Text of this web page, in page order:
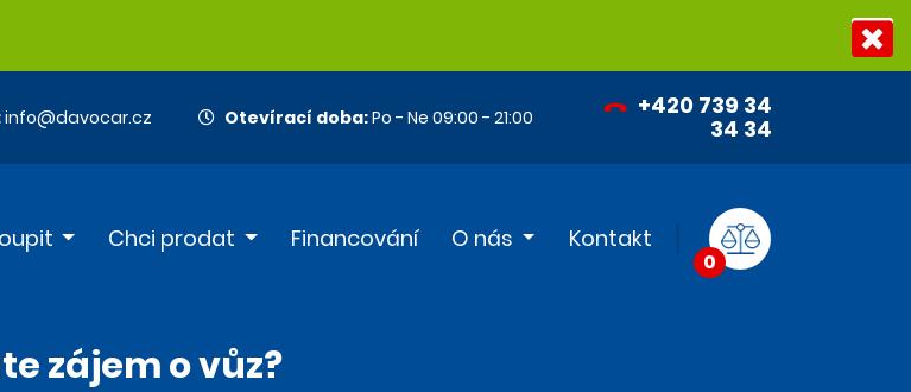
info@davocar.cz Otevírací doba:Po - Ne 09:00 - 21:00 +420 739 34
34 34
Chci prodat Financování O nás Kontakt
0
zájem o vůz?